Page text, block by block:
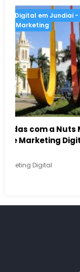
Marketing
devem usar
suas